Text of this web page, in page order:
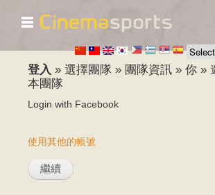
移
至
主
☰
登入 » 選擇團隊 » 團隊資訊 » 你 »
本團隊
Login with Facebook
使用其他的帳號